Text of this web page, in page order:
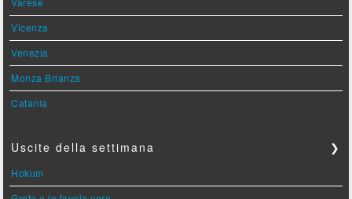
Vicenza
Venezia
Monza Brianza
Catania
Uscite della settimana ❯
Hokum